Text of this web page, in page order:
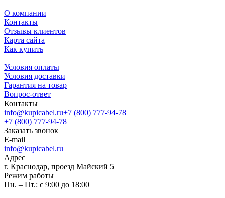
О компании
Контакты
Отзывы клиентов
Карта сайта
Как купить
Условия оплаты
Условия доставки
Гарантия на товар
Вопрос-ответ
Контакты
info@kupicabel.ru+7 (800) 777-94-78
+7 (800) 777-94-78
Заказать звонок
E-mail
info@kupicabel.ru
Адрес
г. Краснодар, проезд Майский 5
Режим работы
Пн. – Пт.: с 9:00 до 18:00